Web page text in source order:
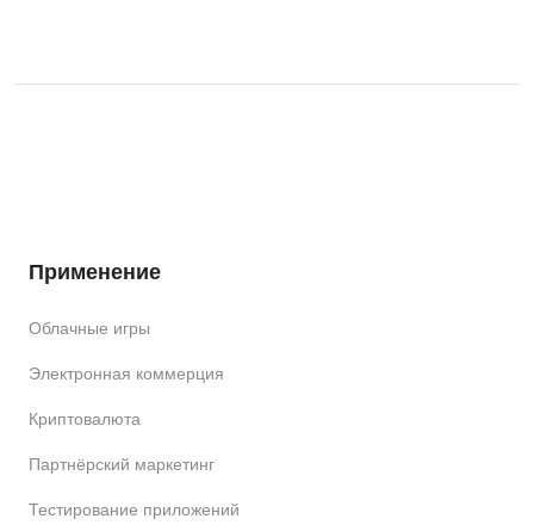
Применение
Облачные игры
Электронная коммерция
Криптовалюта
Партнёрский маркетинг
Тестирование приложений